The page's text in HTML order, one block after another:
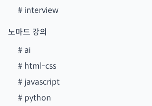
# interview
노마드 강의
# ai
# html-css
# javascript
# python